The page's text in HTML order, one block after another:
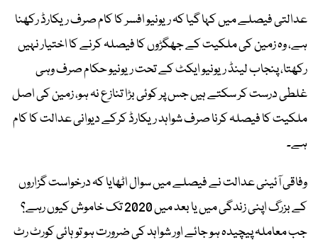
عدالتی فیصلے میں کہا گیا کہ ریونیو افسر کا کام صرف ریکارڈ رکھنا
ہے، وہ زمین کی ملکیت کے جھگڑوں کا فیصلہ کرنے کا اختیار نہیں
رکھتا، پنجاب لینڈ ریونیو ایکٹ کے تحت ریونیو حکام صرف وہی
غلطی درست کر سکتے ہیں جس پر کوئی بڑا تنازع نہ ہو، زمین کی اصل
ملکیت کا فیصلہ کرنا صرف شواہد ریکارڈ کرکے دیوانی عدالت کا کام
ہے۔
وفاقی آئینی عدالت نے فیصلے میں سوال اٹھایا کہ درخواست گزاروں
کے بزرگ اپنی زندگی میں یا بعد میں 2020 تک خاموش کیوں رہے؟
جب معاملہ پیچیدہ ہو جائے اور شواہد کی ضرورت ہو تو ہائی کورٹ رٹ